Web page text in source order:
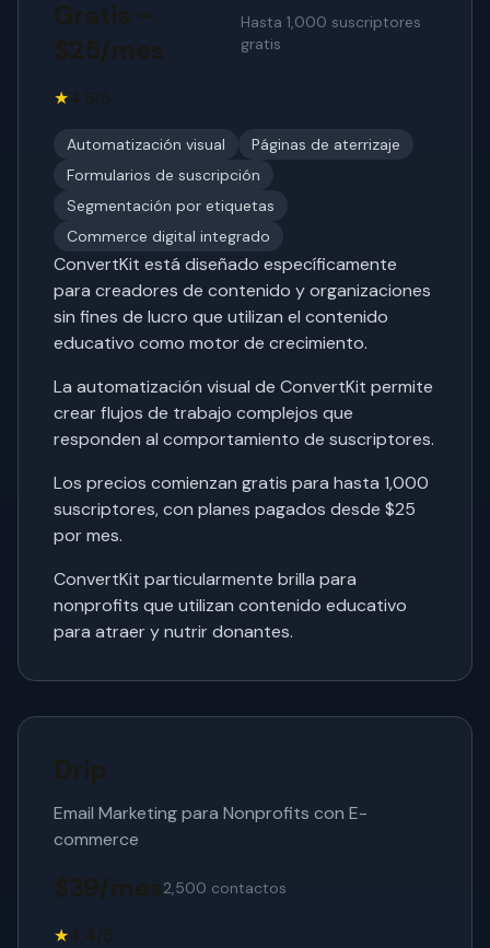
Gratis -
$25/mes
Hasta 1,000 suscriptores
gratis
★4.6/5
Automatización visual
Páginas de aterrizaje
Formularios de suscripción
Segmentación por etiquetas
Commerce digital integrado
ConvertKit está diseñado específicamente
para creadores de contenido y organizaciones
sin fines de lucro que utilizan el contenido
educativo como motor de crecimiento.
La automatización visual de ConvertKit permite
crear flujos de trabajo complejos que
responden al comportamiento de suscriptores.
Los precios comienzan gratis para hasta 1,000
suscriptores, con planes pagados desde $25
por mes.
ConvertKit particularmente brilla para
nonprofits que utilizan contenido educativo
para atraer y nutrir donantes.
Drip
Email Marketing para Nonprofits con E-
commerce
$39/mes2,500 contactos
★4.4/5